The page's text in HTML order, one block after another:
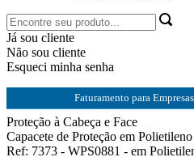
Já sou cliente
Não sou cliente
Esqueci minha senha
Faturamento para
Proteção à Cabeça e Face
Capacete de Proteção em
Ref: 7373 - WPS0881 - em